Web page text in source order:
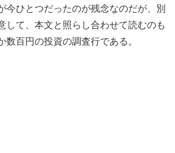
今ひとつだったのが残念なのだが、別
して、本文と照らし合わせて読むのも
数百円の投資の調査行である。